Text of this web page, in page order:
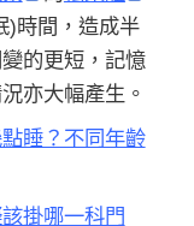
)時間，造成半
的更短 ，記憶
亦大幅產生。
睡？不同年齡
掛哪一科門